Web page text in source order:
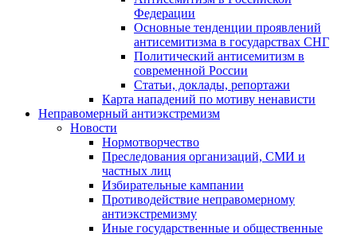
Федерации
Основные тенденции проявлений
антисемитизма в государствах СНГ
Политический антисемитизм в
современной России
Статьи, доклады, репортажи
Карта нападений по мотиву ненависти
Неправомерный антиэкстремизм
Новости
Нормотворчество
Преследования организаций, СМИ и
частных лиц
Избирательные кампании
Противодействие неправомерному
антиэкстремизму
Иные государственные и общественные